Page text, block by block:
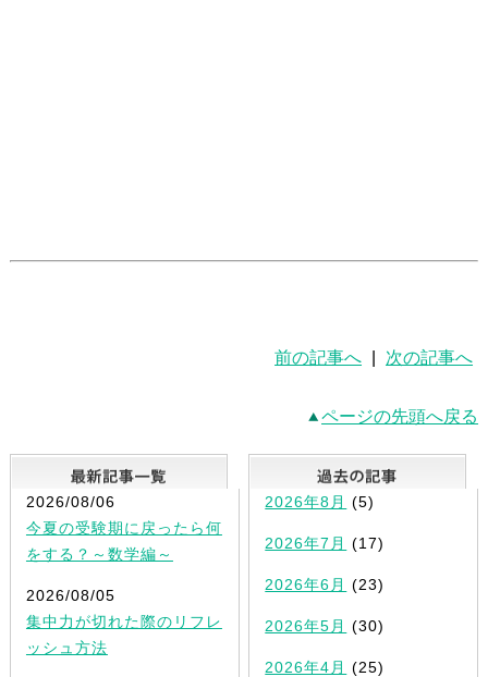
前の記事へ 次の記事へ
ページの先頭へ戻る
最新記事一覧
2026/08/06
今夏の受験期に戻ったら何
をする？～数学編～
2026/08/05
集中力が切れた際のリフレ
ッシュ方法
2026年8月 (5)
2026年7月 (17)
2026年6月 (23)
2026年5月 (30)
2026年4月 (25)